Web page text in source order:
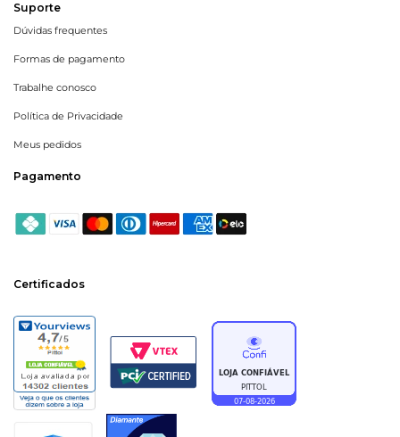
Suporte
Dúvidas frequentes
Formas de pagamento
Trabalhe conosco
Política de Privacidade
Meus pedidos
Pagamento
Certificados